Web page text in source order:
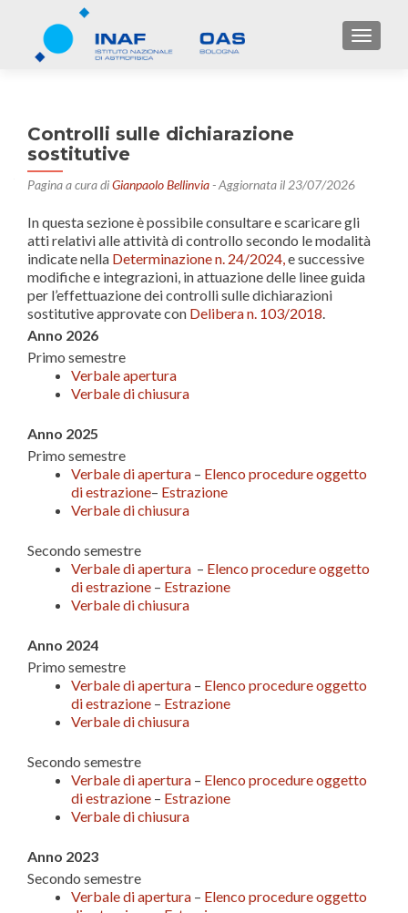
Controlli sulle dichiarazione
sostitutive
Pagina a cura diGianpaolo Bellinvia- Aggiornata il 23/07/2026
In questa sezione è possibile consultare e scaricare gli
atti relativi alle attività di controllo secondo le modalità
indicate nella Determinazione n. 24/2024,e successive
modifiche e integrazioni, in attuazione delle linee guida
per l’effettuazione dei controlli sulle dichiarazioni
sostitutive approvate con Delibera n. 103/2018.
Anno 2026
Primo semestre
Verbale apertura
Verbale di chiusura
Anno 2025
Primo semestre
Verbale di apertura – Elenco procedure oggetto
di estrazione– Estrazione
Verbale di chiusura
Secondo semestre
Verbale di apertura – Elenco procedure oggetto
di estrazione – Estrazione
Verbale di chiusura
Anno 2024
Primo semestre
Verbale di apertura – Elenco procedure oggetto
di estrazione – Estrazione
Verbale di chiusura
Secondo semestre
Verbale di apertura – Elenco procedure oggetto
di estrazione – Estrazione
Verbale di chiusura
Anno 2023
Secondo semestre
Verbale di apertura – Elenco procedure oggetto